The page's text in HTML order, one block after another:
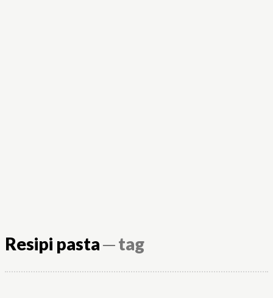
Resipi pasta─ tag